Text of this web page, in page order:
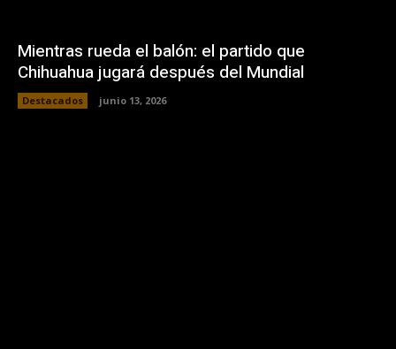
Mientras rueda el balón: el partido que
Chihuahua jugará después del Mundial
Destacados junio 13, 2026